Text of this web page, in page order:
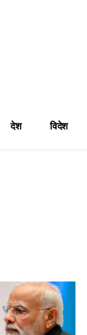
देश विदेश